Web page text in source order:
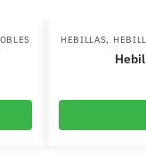
HEBILLAS,